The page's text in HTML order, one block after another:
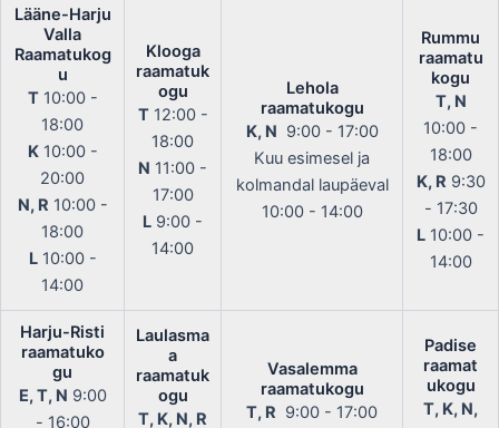
Lääne-Harju
Valla
Raamatukog
u
T10:00 -
18:00
K10:00 -
20:00
N, R 10:00 -
18:00
L10:00 -
14:00
Klooga
raamatuk
ogu
T12:00 -
18:00
N 11:00 -
17:00
L 9:00 -
14:00
Lehola
raamatukogu
K, N 9:00 - 17:00
Kuu esimesel ja
kolmandal laupäeval
10:00 - 14:00
Rummu
raamatu
kogu
T, N
10:00 -
18:00
K, R 9:30
- 17:30
L 10:00 -
14:00
Harju-Risti
raamatuko
gu
E, T, N 9:00
- 16:00
Laulasma
a
raamatuk
ogu
T, K, N, R
Vasalemma
raamatukogu
T, R 9:00 - 17:00
Padise
raamat
ukogu
T, K, N,